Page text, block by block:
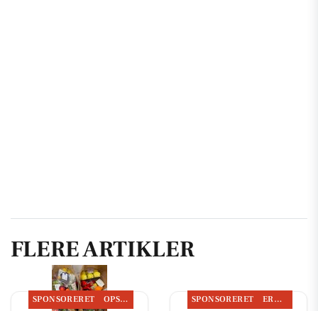
FLERE ARTIKLER
SPONSORERET OPSLAGSTAVLEN SPONSORERET ERHVERV